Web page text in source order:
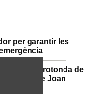
per garantir les
a la rotonda de
Alcalde Joan